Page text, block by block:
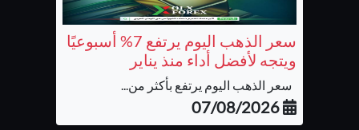
سعر الذهب اليوم يرتفع 7% أسبوعيًا
ويتجه لأفضل أداء منذ يناير
سعر الذهب اليوم يرتفع بأكثر من...
07/08/2026